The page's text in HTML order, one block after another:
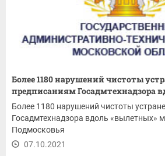
Более 1180 нарушений чистоты
предписаниям Госадмтехнадзора
Более 1180 нарушений чистоты
Госадмтехнадзора вдоль «вылетных»
Подмосковья
07.10.2021